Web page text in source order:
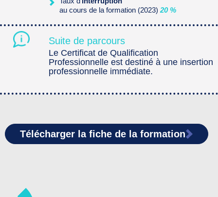
au cours de la formation (2023)20 %
Suite de parcours
Le Certificat de Qualification
Professionnelle est destiné à une insertion
professionnelle immédiate.
Télécharger la fiche de la formation